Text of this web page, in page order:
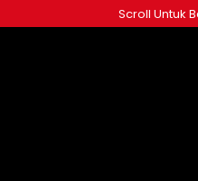
ke
Scroll Untuk